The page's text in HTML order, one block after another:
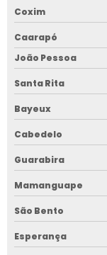
Coxim
Caarapó
João Pessoa
Santa Rita
Bayeux
Cabedelo
Guarabira
Mamanguape
São Bento
Esperança